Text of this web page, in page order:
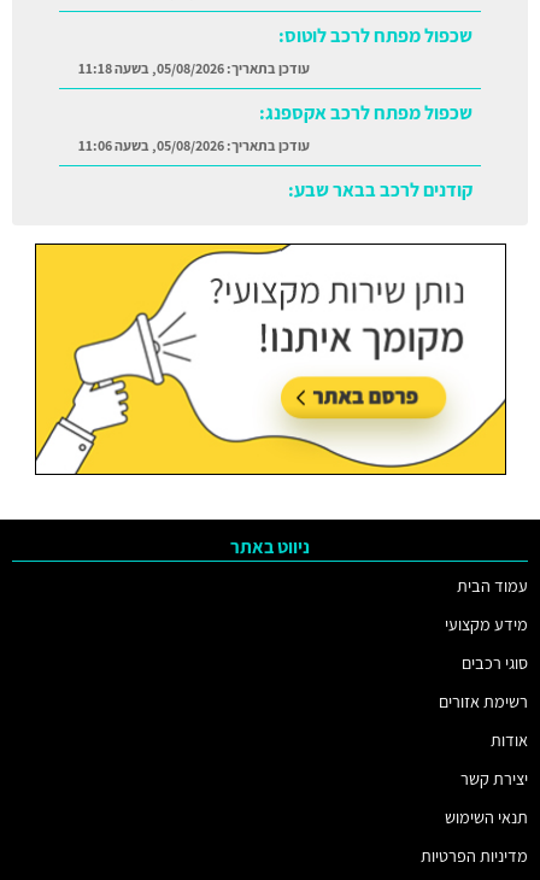
שכפול מפתח לרכב לוטוס:
עודכן בתאריך:05/08/2026, בשעה 11:18
שכפול מפתח לרכב אקספנג:
עודכן בתאריך:05/08/2026, בשעה 11:06
קודנים לרכב בבאר שבע:
ניווט באתר
עמוד הבית
מידע מקצועי
סוגי רכבים
רשימת אזורים
אודות
יצירת קשר
תנאי השימוש
מדיניות הפרטיות